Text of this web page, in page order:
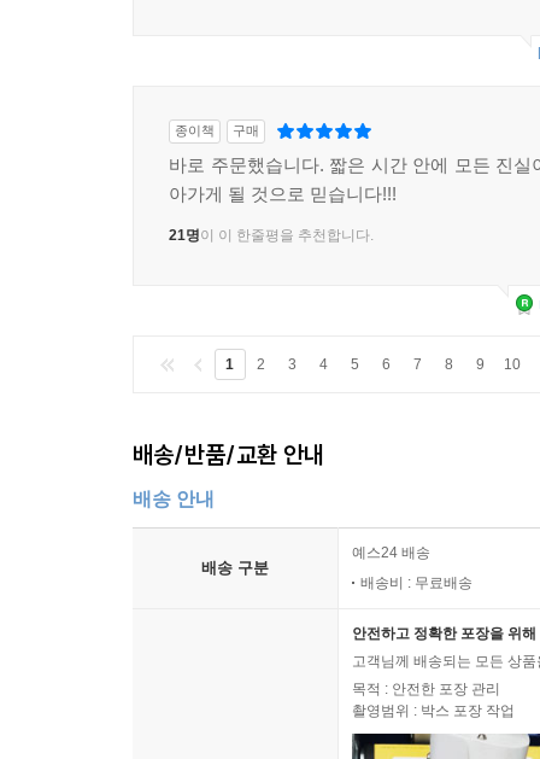
최악의 독재 속에서도 희망 발견하기-《디케의 눈
찬반으로 나뉜 세상에서 마음의 중심 잡기
닫는 글 투쟁하는 자들이 비로소 행복해지는 세상
종이책 구매
바로 주문했습니다. 짧은 시간 안에 모든 진실
아가게 될 것으로 믿습니다!!!
21명이 이 한줄평을 추천합니다.
1 2 3 4 5 6 7 8 9 10
배송/반품/교환 안내
배송 안내
배송 구분
예스24 배송
배송비 : 무료배송
안전하고 정확한 포장을 위
고객님께 배송되는 모든 상
목적 : 안전한 포장 관리
촬영범위 : 박스 포장 작업